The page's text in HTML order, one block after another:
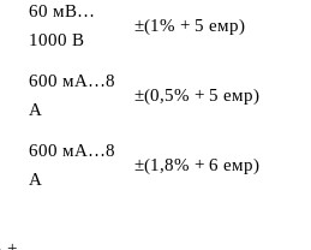
60 мВ…
1000 В
±(1% + 5 емр)
600 мА…8
А
±(0,5% + 5 емр)
600 мА…8
А
±(1,8% + 6 емр)